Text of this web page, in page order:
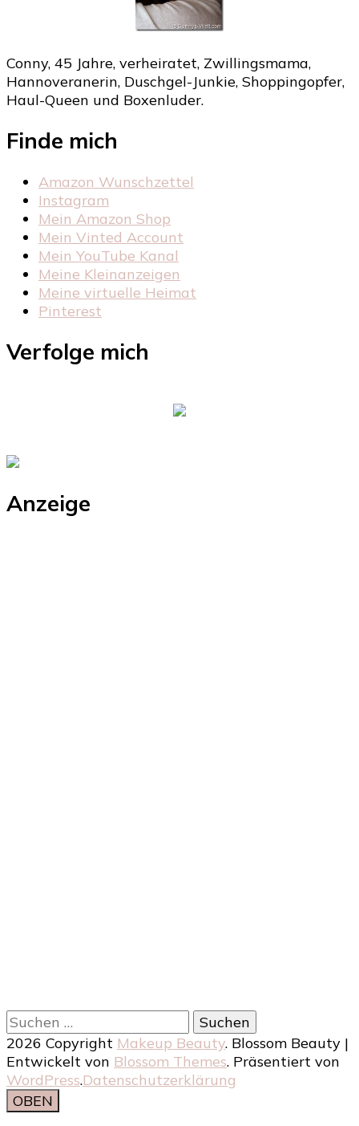
Conny, 45 Jahre, verheiratet, Zwillingsmama,
Hannoveranerin, Duschgel-Junkie, Shoppingopfer,
Haul-Queen und Boxenluder.
Finde mich
Amazon Wunschzettel
Instagram
Mein Amazon Shop
Mein Vinted Account
Mein YouTube Kanal
Meine Kleinanzeigen
Meine virtuelle Heimat
Pinterest
Verfolge mich
Anzeige
Suchen
nach:
2026 Copyright Makeup Beauty. Blossom Beauty |
Entwickelt von Blossom Themes. Präsentiert von
WordPress.Datenschutzerklärung
OBEN